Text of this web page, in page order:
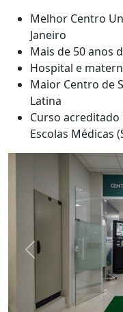
Melhor Centro
Janeiro
Mais de 50 anos
Hospital e
Maior Centro de
Latina
Curso acreditado
Escolas Médicas
Previous